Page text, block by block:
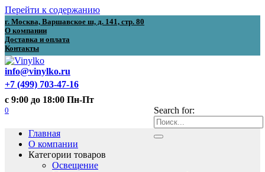
Перейти к содержанию
г. Москва, Варшавское ш, д. 141, стр. 80
О компании
Доставка и оплата
Контакты
info@vinylko.ru
+7 (499) 703-47-16
с 9:00 до 18:00 Пн-Пт
Search for:
0
Главная
О компании
Категории товаров
Освещение